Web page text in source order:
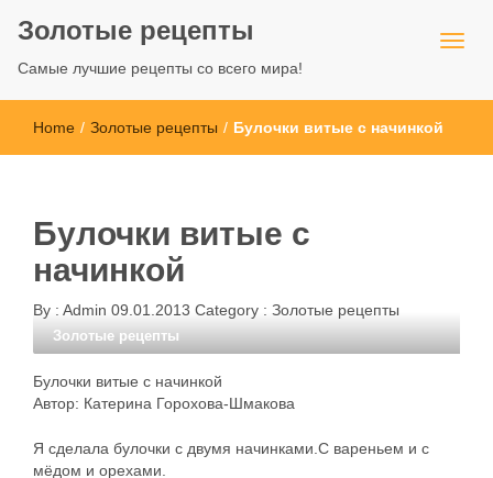
Золотые рецепты
Самые лучшие рецепты со всего мира!
Home / Золотые рецепты / Булочки витые с начинкой
Булочки витые с
начинкой
By : Admin 09.01.2013 Category : Золотые рецепты
Золотые рецепты
Булочки витые с начинкой
Автор: Катерина Горохова-Шмакова
Я сделала булочки с двумя начинками.С вареньем и с
мёдом и орехами.